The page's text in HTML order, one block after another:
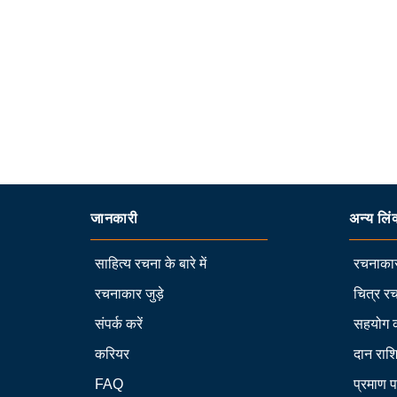
जानकारी
साहित्य रचना के बारे में
रचनाकार जुड़े
संपर्क करें
करियर
FAQ
अन्य
चित्र
सहयोग
दान
प्रमाण